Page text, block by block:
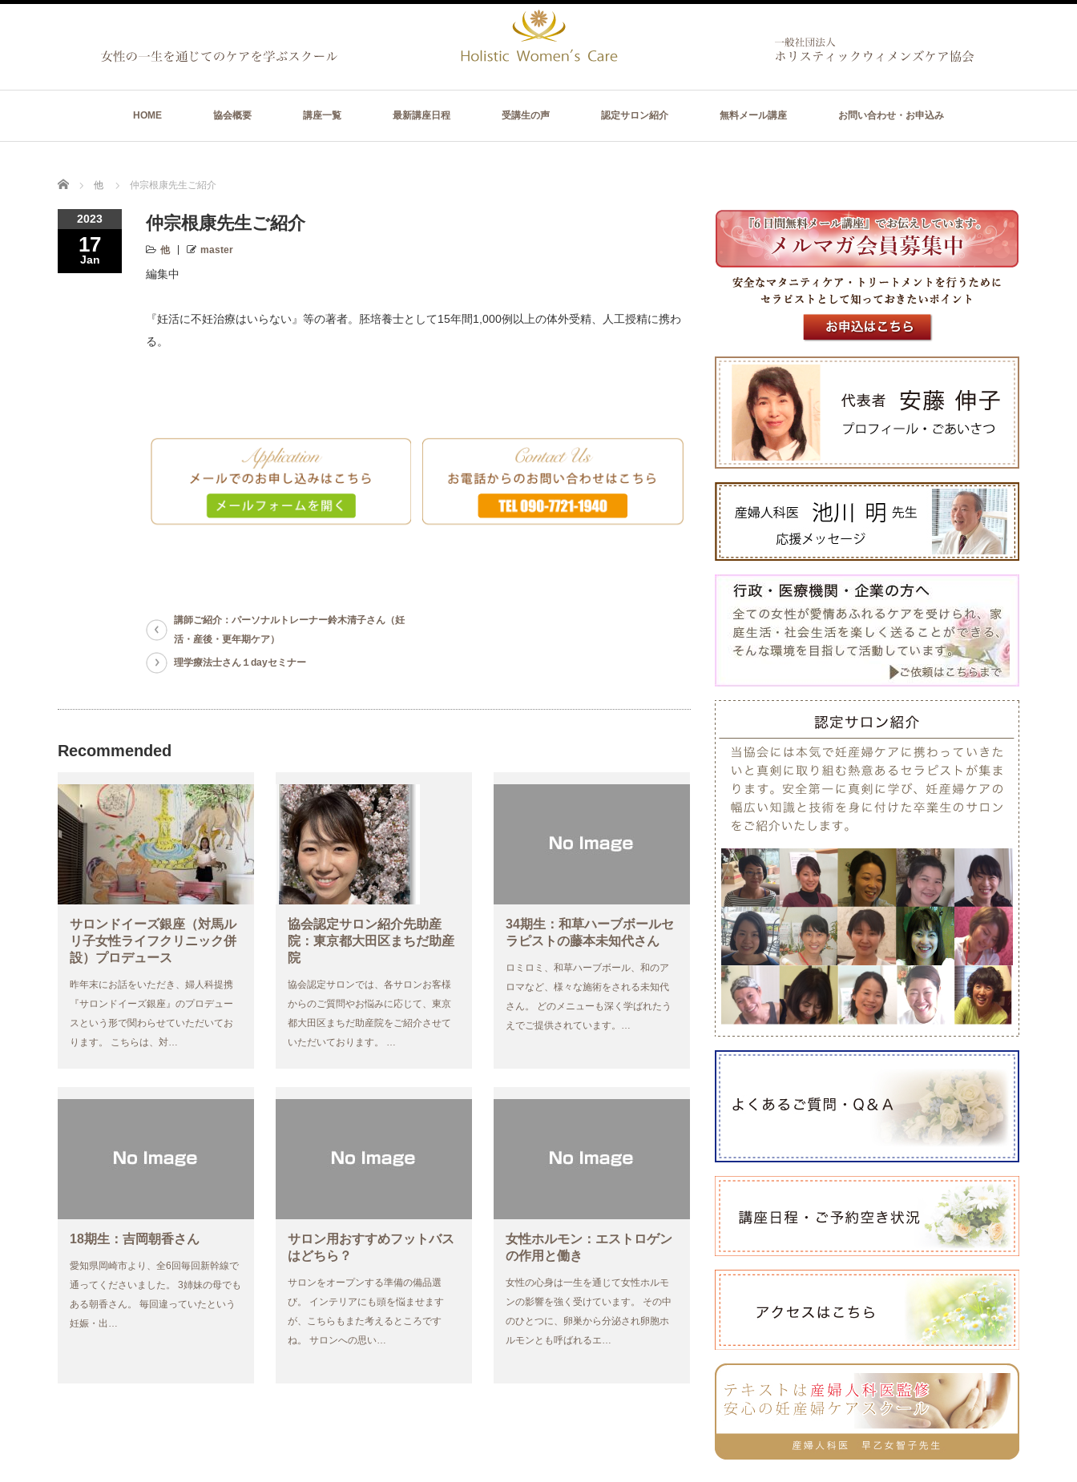
HOME 協会概要 講座一覧 最新講座日程 受講生の声 認定サロン紹介 無料メール講座 お問い合わせ・お申込み
Home 他 仲宗根康先生ご紹介
2023
17
Jan
仲宗根康先生ご紹介
他 master
編集中
『妊活に不妊治療はいらない』等の著者。胚培養士として15年間1,000例以上の体外受精、人工授精に携わ
る。
講師ご紹介：パーソナルトレーナー鈴木清子さん（妊
活・産後・更年期ケア）
理学療法士さん１dayセミナー
Recommended
サロンドイーズ銀座（対馬ル
リ子女性ライフクリニック併
設）プロデュース
昨年末にお話をいただき、婦人科提携
『サロンドイーズ銀座』のプロデュー
スという形で関わらせていただいてお
ります。 こちらは、対…
協会認定サロン紹介先助産
院：東京都大田区まちだ助産
院
協会認定サロンでは、各サロンお客様
からのご質問やお悩みに応じて、東京
都大田区まちだ助産院をご紹介させて
いただいております。 …
34期生：和草ハーブボールセ
ラピストの藤本未知代さん
ロミロミ、和草ハーブボール、和のア
ロマなど、様々な施術をされる未知代
さん。 どのメニューも深く学ばれたう
えでご提供されています。…
18期生：吉岡朝香さん
愛知県岡崎市より、全6回毎回新幹線で
通ってくださいました。 3姉妹の母でも
ある朝香さん。 毎回違っていたという
妊娠・出…
サロン用おすすめフットバス
はどちら？
サロンをオープンする準備の備品選
び。 インテリアにも頭を悩ませます
が、こちらもまた考えるところです
ね。 サロンへの思い…
女性ホルモン：エストロゲン
の作用と働き
女性の心身は一生を通じて女性ホルモ
ンの影響を強く受けています。 その中
のひとつに、卵巣から分泌され卵胞ホ
ルモンとも呼ばれるエ…